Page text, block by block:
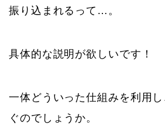
振り込まれるって…。
具体的な説明が欲しいです！
一体どういった仕組みを利用
ぐのでしょうか。